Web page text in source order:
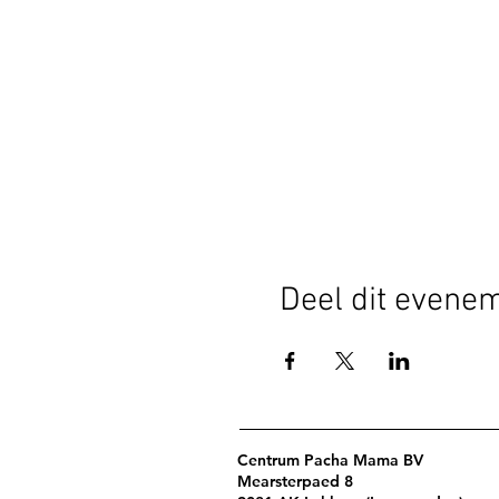
Deel dit
Centrum Pacha Mama BV
Mearsterpaed 8